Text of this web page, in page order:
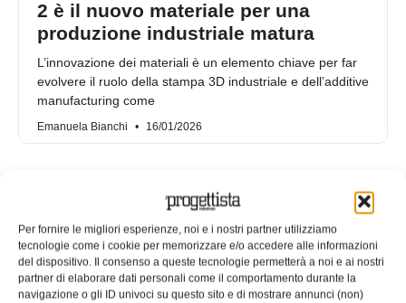
Per fornire le migliori esperienze, noi e i nostri partner utilizziamo
tecnologie come i cookie per memorizzare e/o accedere alle informazioni
del dispositivo. Il consenso a queste tecnologie permetterà a noi e ai nostri
partner di elaborare dati personali come il comportamento durante la
navigazione o gli ID univoci su questo sito e di mostrare annunci (non)
2 è il nuovo materiale per una
produzione industriale matura
L’innovazione dei materiali è un elemento chiave per far
evolvere il ruolo della stampa 3D industriale e dell’additive
manufacturing come
Emanuela Bianchi 16/01/2026